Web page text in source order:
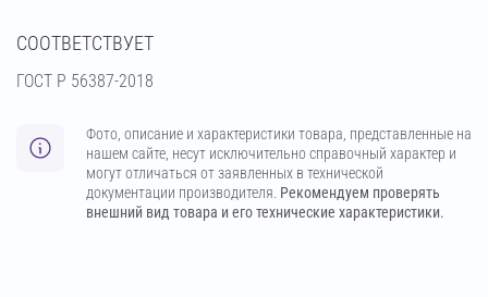
СООТВЕТСТВУЕТ
ГОСТ Р 56387-2018
Фото, описание и характеристики товара, представленные на
нашем сайте, несут исключительно справочный характер и
могут отличаться от заявленных в технической
документации производителя. Рекомендуем проверять
внешний вид товара и его технические характеристики.